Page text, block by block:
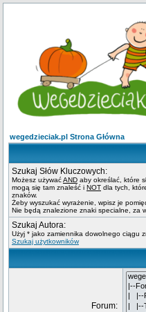
wegedzieciak.pl Strona Główna
Szukaj Słów Kluczowych:
Możesz używaćAND aby określać, które
mogą się tam znaleść i NOT dla tych,
znaków.
Żeby wyszukać wyrażenie, wpisz je
Nie będą znalezione znaki specialne, za
Szukaj Autora:
Użyj * jako zamiennika dowolnego ciągu
Szukaj użytkowników
Forum: